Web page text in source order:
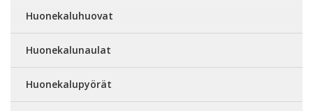
Huonekaluhuovat
Huonekalunaulat
Huonekalupyörät